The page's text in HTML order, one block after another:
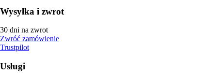
Wysyłka i zwrot
30 dni na zwrot
Zwróć zamówienie
Trustpilot
Usługi